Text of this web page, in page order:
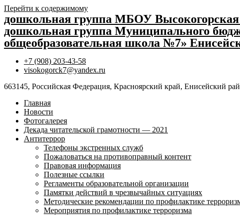
Перейти к содержимому
дошкольная группа МБОУ
дошкольная группа Муниципального
общеобразовательная школа №7»
+7 (908) 203-43-58
visokogorck7@yandex.ru
663145, Российская Федерация, Красноярский край, Енисейский
Главная
Новости
Фотогалерея
Декада читательской грамотности — 2021
Антитеррор
Телефоны экстренных служб
Пожаловаться на противоправный контент
Правовая информация
Полезные ссылки
Регламенты образовательной организации
Памятки действий в чрезвычайных ситуациях
Методические рекомендации по профилактике
Мероприятия по профилактике терроризма